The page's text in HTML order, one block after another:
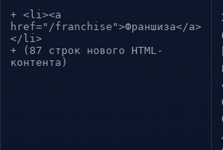
+ <li><a
href="/franchise">Франшиза</a>
</li>
+ (87 строк нового HTML-
контента)